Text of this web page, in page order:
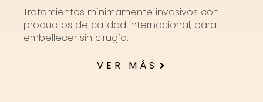
Tratamientos mínimamente invasivos con
productos de calidad internacional, para
embellecer sin cirugía.
VER MÁS